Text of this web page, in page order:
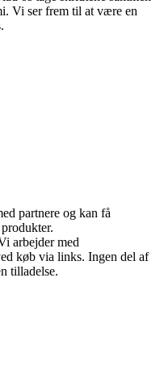
Vi ser frem til at være en
partnere og kan få
arbejder med
køb via links. Ingen del af
tilladelse.